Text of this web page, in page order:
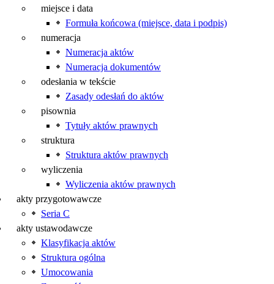
miejsce i data
Formuła końcowa (miejsce, data i podpis)
numeracja
Numeracja aktów
Numeracja dokumentów
odesłania w tekście
Zasady odesłań do aktów
pisownia
Tytuły aktów prawnych
struktura
Struktura aktów prawnych
wyliczenia
Wyliczenia aktów prawnych
akty przygotowawcze
Seria C
akty ustawodawcze
Klasyfikacja aktów
Struktura ogólna
Umocowania